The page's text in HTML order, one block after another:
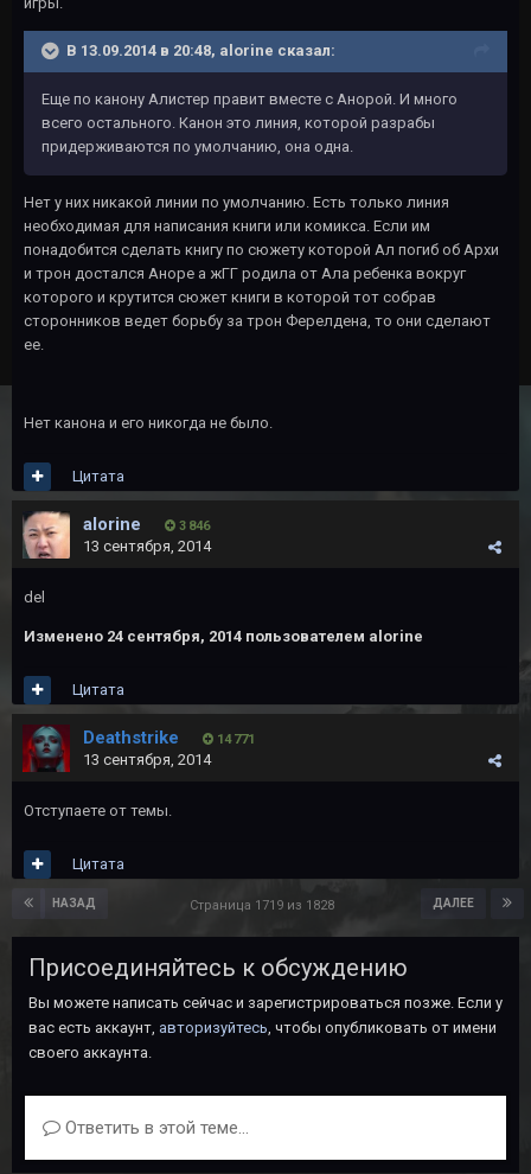
В 13.09.2014 в 20:48, alorine сказал:
Еще по канону Алистер правит вместе с Анорой. И много
всего остального. Канон это линия, которой разрабы
придерживаются по умолчанию, она одна.
Нет у них никакой линии по умолчанию. Есть только линия
необходимая для написания книги или комикса. Если им
понадобится сделать книгу по сюжету которой Ал погиб об Архи
и трон достался Аноре а жГГ родила от Ала ребенка вокруг
которого и крутится сюжет книги в которой тот собрав
сторонников ведет борьбу за трон Ферелдена, то они сделают
ее.
Нет канона и его никогда не было.
Цитата
alorine 3 846
13 сентября, 2014
del
Изменено 24 сентября, 2014 пользователем alorine
Цитата
Deathstrike 14 771
13 сентября, 2014
Отступаете от темы.
Цитата
НАЗАД ДАЛЕЕ
Страница 1719 из 1828
Присоединяйтесь к обсуждению
Вы можете написать сейчас и зарегистрироваться позже. Если у
вас есть аккаунт, авторизуйтесь, чтобы опубликовать от имени
своего аккаунта.
Ответить в этой теме...